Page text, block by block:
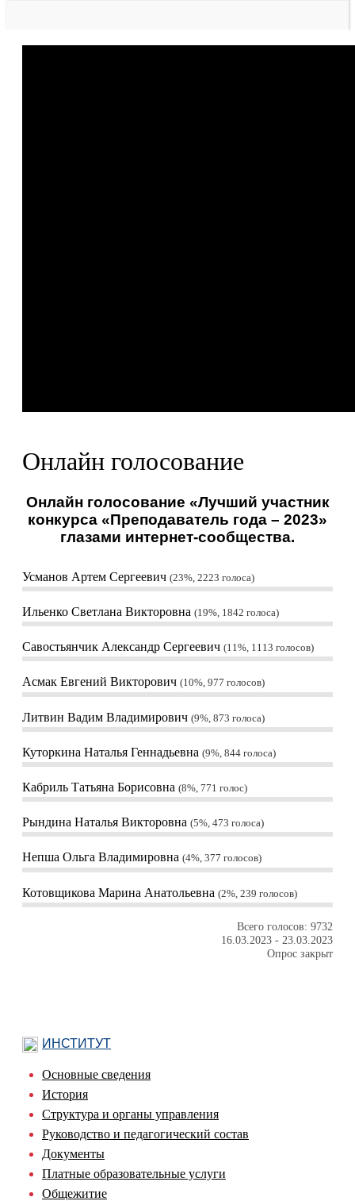
Онлайн голосование
Онлайн голосование «Лучший участник
конкурса «Преподаватель года – 2023»
глазами интернет-сообщества.
Усманов Артем Сергеевич 23%, 2223 голоса
Ильенко Светлана Викторовна 19%, 1842 голоса
Савостьянчик Александр Сергеевич 11%, 1113 голосов
Асмак Евгений Викторович 10%, 977 голосов
Литвин Вадим Владимирович 9%, 873 голоса
Куторкина Наталья Геннадьевна 9%, 844 голоса
Кабриль Татьяна Борисовна 8%, 771 голос
Рындина Наталья Викторовна 5%, 473 голоса
Непша Ольга Владимировна 4%, 377 голосов
Котовщикова Марина Анатольевна 2%, 239 голосов
Всего голосов: 9732
16.03.2023 - 23.03.2023
Опрос закрыт
ИНСТИТУТ
Основные сведения
История
Структура и органы управления
Руководство и педагогический состав
Документы
Платные образовательные услуги
Общежитие